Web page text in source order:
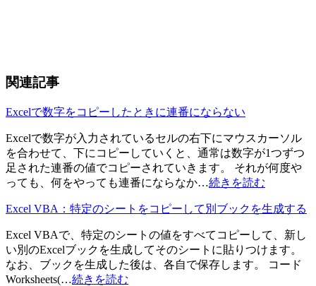
関連記事
Excelで数字をコピーしたときに連番にならない
Excelで数字が入力されているセルの右下にマウスカーソル
を合わせて、下にコピーしていくと、通常は数字が1つずつ
足された連番の値でコピーされていきます。 それが何度や
っても、何をやっても連番にならなか…続きを読む
Excel VBA：特定のシートをコピーして別ブックを生成する
Excel VBAで、特定のシートの値をすべてコピーして、新し
い別のExcelブックを生成してそのシートに貼りつけます。
なお、ブックを生成した後は、各自で保存します。 コード
Worksheets(…続きを読む